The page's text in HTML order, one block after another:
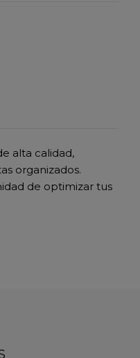
alta calidad,
organizados.
de optimizar tus